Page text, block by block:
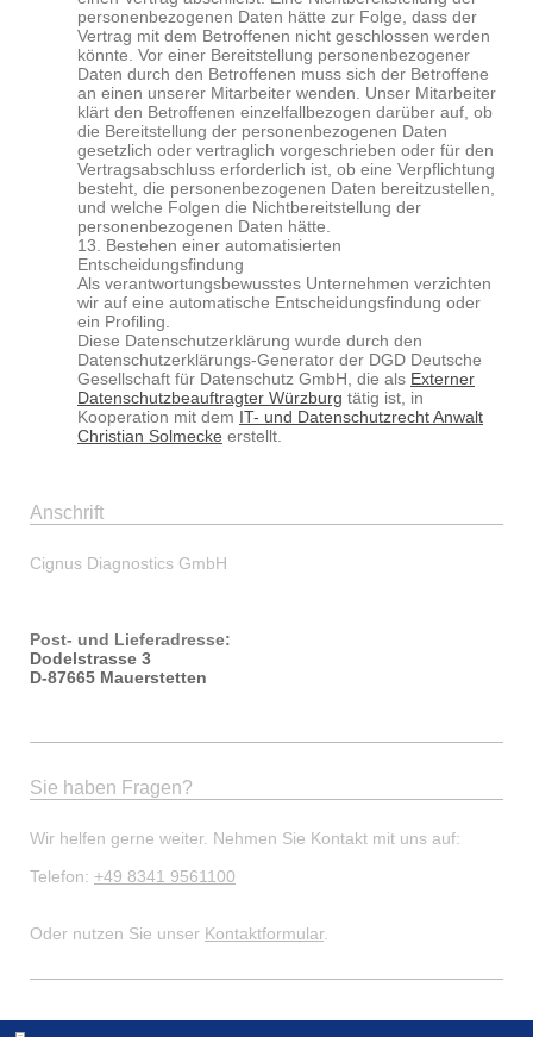
personenbezogenen Daten hätte zur Folge, dass der
Vertrag mit dem Betroffenen nicht geschlossen werden
könnte. Vor einer Bereitstellung personenbezogener
Daten durch den Betroffenen muss sich der Betroffene
an einen unserer Mitarbeiter wenden. Unser Mitarbeiter
klärt den Betroffenen einzelfallbezogen darüber auf, ob
die Bereitstellung der personenbezogenen Daten
gesetzlich oder vertraglich vorgeschrieben oder für den
Vertragsabschluss erforderlich ist, ob eine Verpflichtung
besteht, die personenbezogenen Daten bereitzustellen,
und welche Folgen die Nichtbereitstellung der
personenbezogenen Daten hätte.
13. Bestehen einer automatisierten
Entscheidungsfindung
Als verantwortungsbewusstes Unternehmen verzichten
wir auf eine automatische Entscheidungsfindung oder
ein Profiling.
Diese Datenschutzerklärung wurde durch den
Datenschutzerklärungs-Generator der DGD Deutsche
Gesellschaft für Datenschutz GmbH, die als Externer
Datenschutzbeauftragter Würzburg tätig ist, in
Kooperation mit dem IT- und Datenschutzrecht Anwalt
Christian Solmecke erstellt.
Anschrift
Cignus Diagnostics GmbH
Post- und Lieferadresse:
Dodelstrasse 3
D-87665 Mauerstetten
Sie haben Fragen?
Wir helfen gerne weiter. Nehmen Sie Kontakt mit uns auf:
Telefon: +49 8341 9561100
Oder nutzen Sie unser Kontaktformular.